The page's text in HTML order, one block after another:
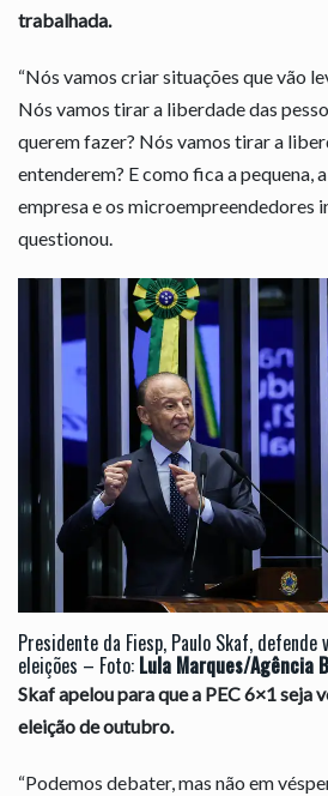
trabalhada.
“Nós vamos criar situações que vão
Nós vamos tirar a liberdade das
querem fazer? Nós vamos tirar a
entenderem? E como fica a pequena,
empresa e os microempreendedores
questionou.
Presidente da Fiesp, Paulo Skaf, defende
eleições – Foto: Lula Marques/Agência
Skaf apelou para que a PEC 6×1 seja
eleição de outubro.
“Podemos debater, mas não em